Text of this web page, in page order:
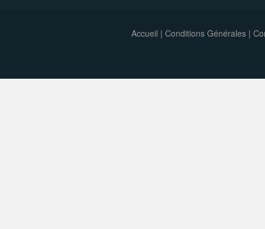
Accueil | Conditions Générales|